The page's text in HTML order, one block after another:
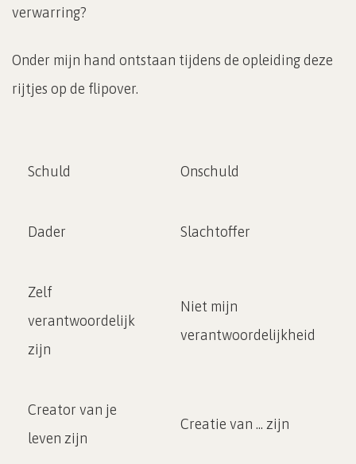
verwarring?
Onder mijn hand ontstaan tijdens de opleiding deze
rijtjes op de flipover.
Schuld Onschuld
Dader Slachtoffer
Zelf
verantwoordelijk
zijn
Niet mijn
verantwoordelijkheid
Creator van je
leven zijn
Creatie van ... zijn